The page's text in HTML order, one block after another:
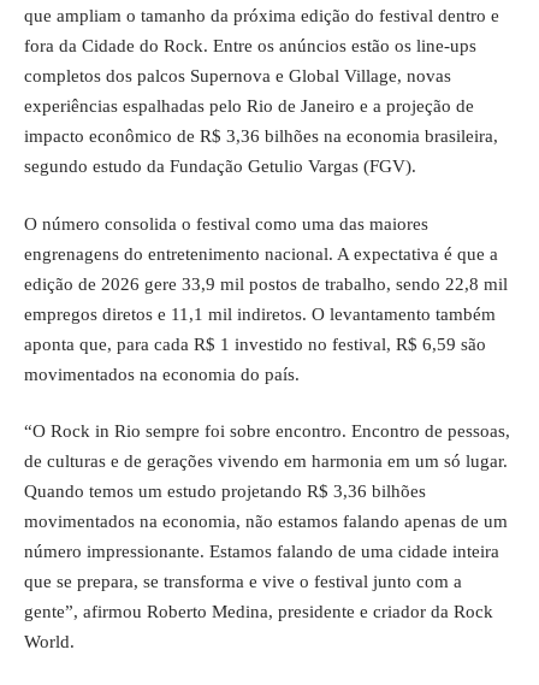
que ampliam o tamanho da próxima edição do festival dentro e
fora da Cidade do Rock. Entre os anúncios estão os line-ups
completos dos palcos Supernova e Global Village, novas
experiências espalhadas pelo Rio de Janeiro e a projeção de
impacto econômico de R$ 3,36 bilhões na economia brasileira,
segundo estudo da Fundação Getulio Vargas (FGV).
O número consolida o festival como uma das maiores
engrenagens do entretenimento nacional. A expectativa é que a
edição de 2026 gere 33,9 mil postos de trabalho, sendo 22,8 mil
empregos diretos e 11,1 mil indiretos. O levantamento também
aponta que, para cada R$ 1 investido no festival, R$ 6,59 são
movimentados na economia do país.
“O Rock in Rio sempre foi sobre encontro. Encontro de pessoas,
de culturas e de gerações vivendo em harmonia em um só lugar.
Quando temos um estudo projetando R$ 3,36 bilhões
movimentados na economia, não estamos falando apenas de um
número impressionante. Estamos falando de uma cidade inteira
que se prepara, se transforma e vive o festival junto com a
gente”, afirmou Roberto Medina, presidente e criador da Rock
World.